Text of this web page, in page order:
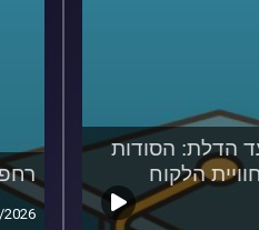
הדלת: הסודות
הלקוח